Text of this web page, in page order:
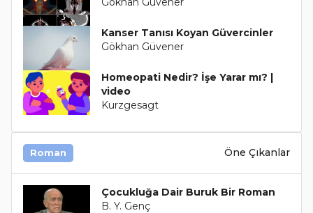
Kanser Tanısı Koyan Güvercinler
Gökhan Güvener
Homeopati Nedir? İşe Yarar mı? |
video
Kurzgesagt
Roman Öne Çıkanlar
Çocukluğa Dair Buruk Bir Roman
B. Y. Genç